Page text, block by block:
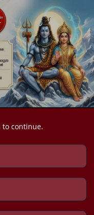
to continue.